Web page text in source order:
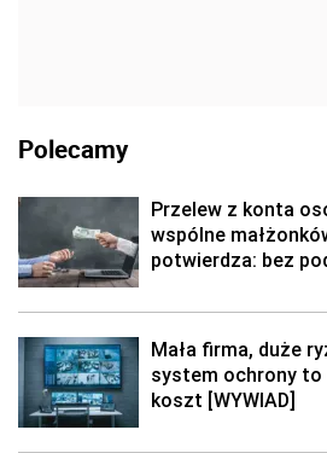
Polecamy
Przelew z konta
wspólne
potwierdza: bez
Mała firma, duże
system ochrony
koszt [WYWIAD]